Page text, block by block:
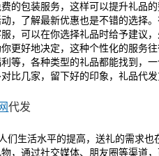
的包装服务，这样可以提升礼品
，了解最新优惠也是不错的选择
，可以在你选择礼品时给予建议
更好地决定，这种个性化的服务
等，各种类型的礼品都能找到，
比几家，留下好的印象，礼品代
代发
们生活水平的提高，送礼的需求也
，通过社交媒体、朋友圈等渠道